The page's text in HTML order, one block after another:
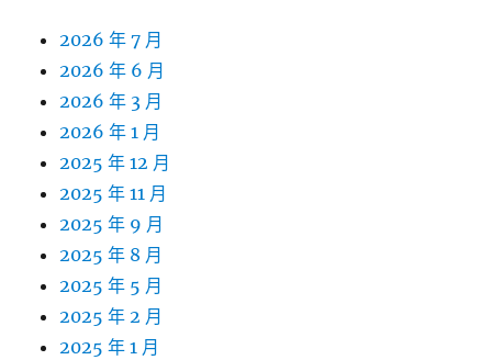
2026 年 7 月
2026 年 6 月
2026 年 3 月
2026 年 1 月
2025 年 12 月
2025 年 11 月
2025 年 9 月
2025 年 8 月
2025 年 5 月
2025 年 2 月
2025 年 1 月